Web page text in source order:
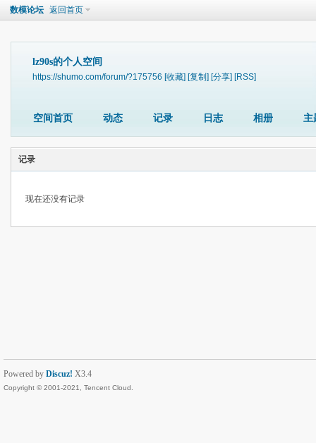
数模论坛 返回首页
lz90s的个人空间
https://shumo.com/forum/?175756 [收藏] [复制] [分享] [RSS]
空间首页 动态 记录 日志 相册 主
记录
现在还没有记录
Powered by Discuz! X3.4
Copyright © 2001-2021, Tencent Cloud.